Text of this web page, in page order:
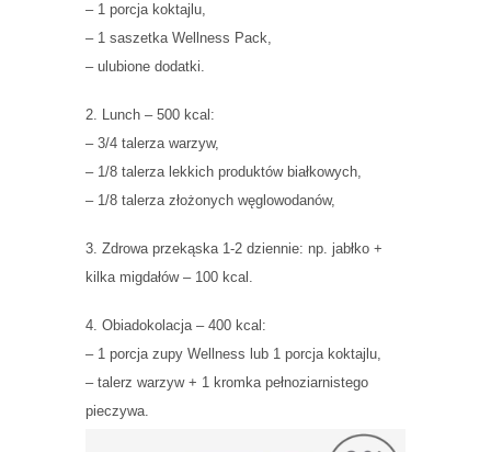
– 1 porcja koktajlu,
– 1 saszetka Wellness Pack,
– ulubione dodatki.
2. Lunch – 500 kcal:
– 3/4 talerza warzyw,
– 1/8 talerza lekkich produktów białkowych,
– 1/8 talerza złożonych węglowodanów,
3. Zdrowa przekąska 1-2 dziennie: np. jabłko +
kilka migdałów – 100 kcal.
4. Obiadokolacja – 400 kcal:
– 1 porcja zupy Wellness lub 1 porcja koktajlu,
– talerz warzyw + 1 kromka pełnoziarnistego
pieczywa.